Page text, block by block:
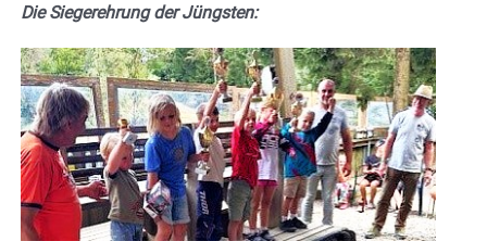
Die Siegerehrung der Jüngsten: